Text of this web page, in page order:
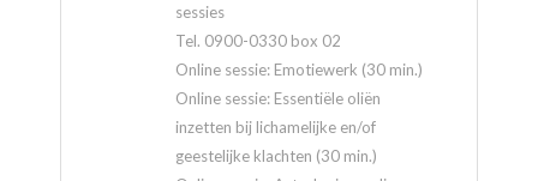
sessies
Tel. 0900-0330 box 02
Online sessie: Emotiewerk (30 min.)
Online sessie: Essentiële oliën
inzetten bij lichamelijke en/of
geestelijke klachten (30 min.)